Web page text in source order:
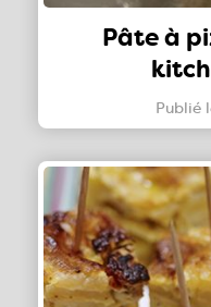
Pâte à
Publié